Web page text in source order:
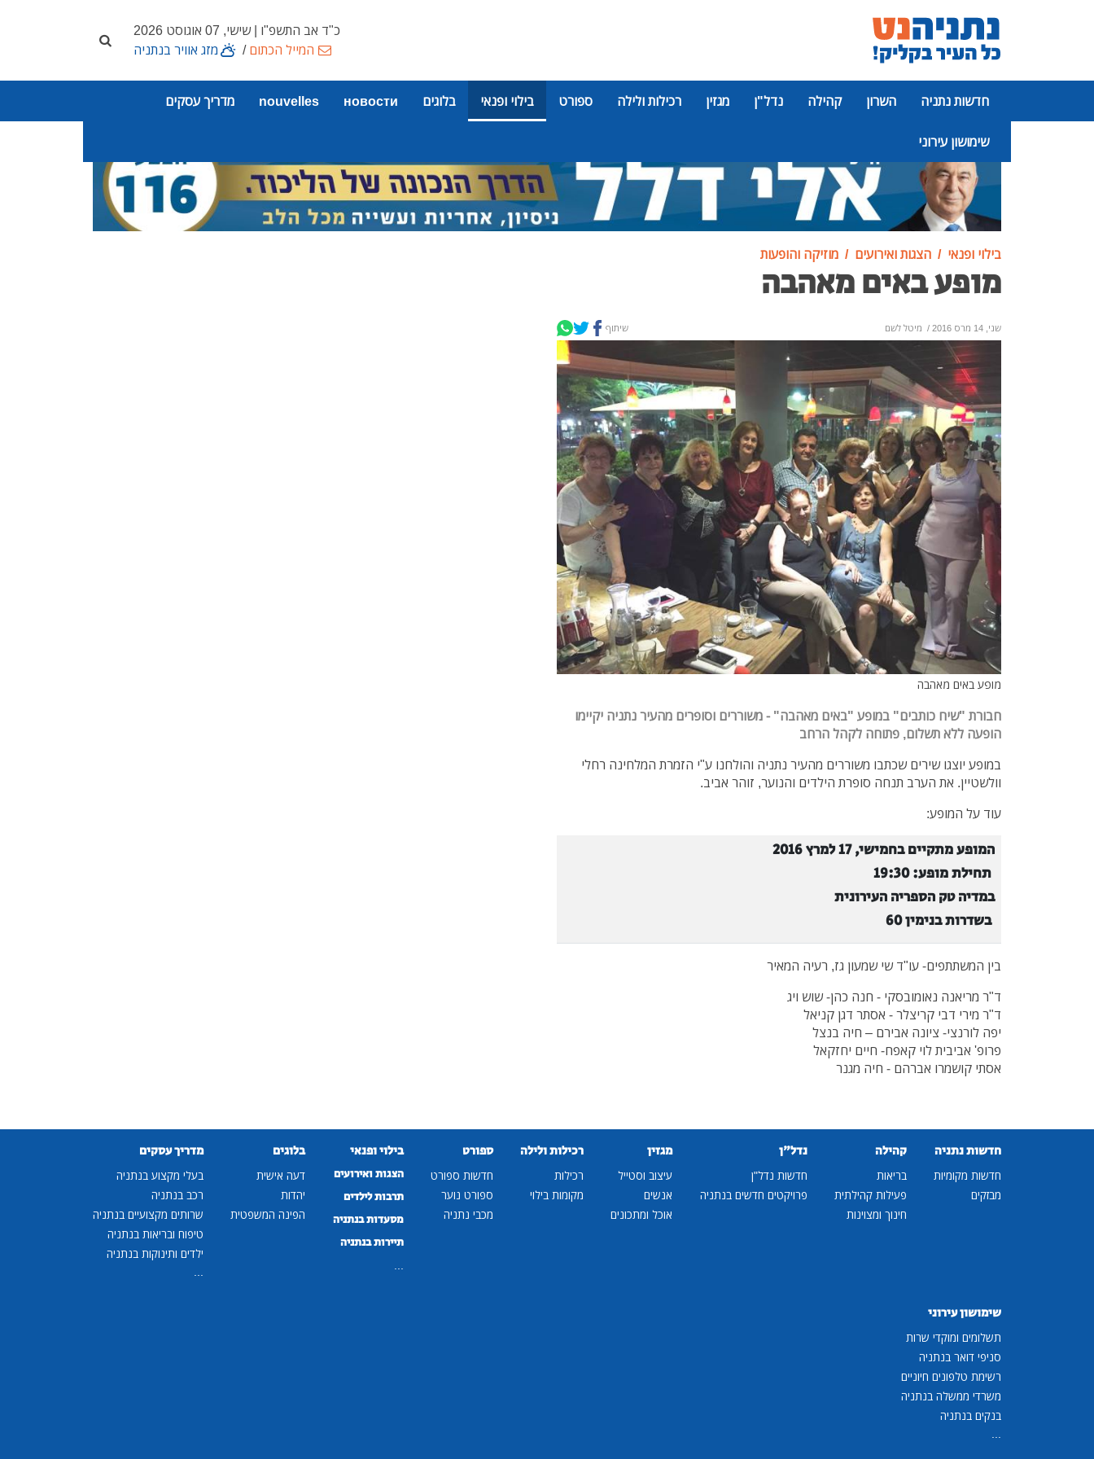
כ"ד אב התשפ"ו | שישי, 07 אוגוסט 2026
המייל הכתום/ מזג אוויר בנתניה
חדשות נתניה השרון קהילה נדל"ן מגזין רכילות ולילה ספורט בילוי ופנאי בלוגים новости
nouvelles מדריך עסקים
שימושון עירוני
פרסומת
בילוי ופנאי הצגות ואירועים מוזיקה והופעות
מופע באים מאהבה
שני, 14 מרס 2016 / מיטל לשם שיתוף
מופע באים מאהבה
חבורת "שיח כותבים" במופע "באים מאהבה" -משוררים וסופרים מהעיר נתניה יקיימו
הופעה ללא תשלום, פתוחה לקהל הרחב
במופע יוצגו שירים שכתבו משוררים מהעיר נתניה והולחנו ע"י הזמרת המלחינה רחלי
וולשטיין. את הערב תנחה סופרת הילדים והנוער, זוהר אביב.
עוד על המופע:
המופע מתקיים בחמישי, 17 למרץ 2016
תחילת מופע: 19:30
במדיה טק הספריה העירונית
בשדרות בנימין 60
בין המשתתפים- עו"ד שי שמעון גז, רעיה המאיר
ד"ר מריאנה נאומובסקי - חנה כהן- שוש ויג
ד"ר מירי דבי קריצלר - אסתר דגן קניאל
יפה לורנצי- ציונה אבירם – חיה בנצל
פרופ' אביבית לוי קאפח- חיים יחזקאל
אסתי קושמרו אברהם - חיה מגנר
חדשות נתניה
חדשות מקומיות
מבזקים
קהילה
בריאות
פעילות קהילתית
חינוך ומצוינות
נדל"ן
חדשות נדל"ן
פרויקטים חדשים בנתניה
מגזין
עיצוב וסטייל
אנשים
אוכל ומתכונים
רכילות ולילה
רכילות
מקומות בילוי
ספורט
חדשות ספורט
ספורט נוער
מכבי נתניה
בילוי ופנאי
הצגות ואירועים
תרבות לילדים
מסעדות בנתניה
תיירות בנתניה
בלוגים
דעה אישית
יהדות
הפינה המשפטית
מדריך עסקים
בעלי מקצוע בנתניה
רכב בנתניה
שרותים מקצועיים בנתניה
טיפוח ובריאות בנתניה
ילדים ותינוקות בנתניה
שימושון עירוני
תשלומים ומוקדי שרות
סניפי דואר בנתניה
רשימת טלפונים חיוניים
משרדי ממשלה בנתניה
בנקים בנתניה